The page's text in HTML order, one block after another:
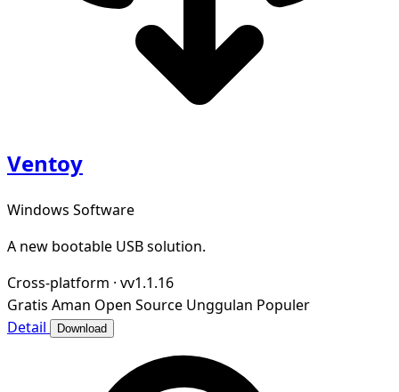
Ventoy
Windows Software
A new bootable USB solution.
Cross-platform · vv1.1.16
Gratis Aman Open Source Unggulan Populer
Detail
Download